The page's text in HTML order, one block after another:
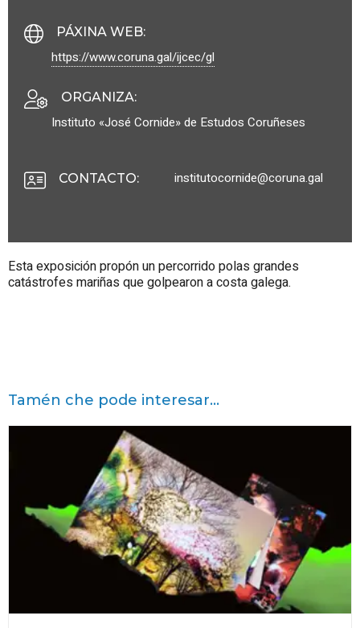
PÁXINA WEB:
https://www.coruna.gal/ijcec/gl
ORGANIZA:
Instituto «José Cornide» de Estudos Coruñeses
CONTACTO: institutocornide@coruna.gal
Esta exposición propón un percorrido polas grandes
catástrofes mariñas que golpearon a costa galega.
Tamén che pode interesar...